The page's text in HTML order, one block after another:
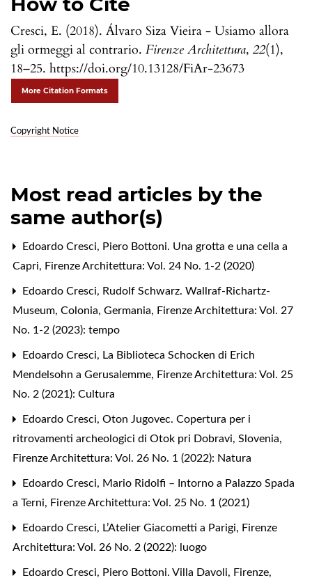
Cresci, E. (2018). Álvaro Siza Vieira - Usiamo allora
gli ormeggi al contrario. Firenze Architettura, 22(1),
18–25. https://doi.org/10.13128/FiAr-23673
More Citation Formats
Copyright Notice
Most read articles by the
same author(s)
Edoardo Cresci, Piero Bottoni. Una grotta e una cella a
Capri, Firenze Architettura: Vol. 24 No. 1-2 (2020)
Edoardo Cresci, Rudolf Schwarz. Wallraf-Richartz-
Museum, Colonia, Germania, Firenze Architettura: Vol. 27
No. 1-2 (2023): tempo
Edoardo Cresci, La Biblioteca Schocken di Erich
Mendelsohn a Gerusalemme, Firenze Architettura: Vol. 25
No. 2 (2021): Cultura
Edoardo Cresci, Oton Jugovec. Copertura per i
ritrovamenti archeologici di Otok pri Dobravi, Slovenia,
Firenze Architettura: Vol. 26 No. 1 (2022): Natura
Edoardo Cresci, Mario Ridolfi – Intorno a Palazzo Spada
a Terni, Firenze Architettura: Vol. 25 No. 1 (2021)
Edoardo Cresci, L’Atelier Giacometti a Parigi, Firenze
Architettura: Vol. 26 No. 2 (2022): luogo
Edoardo Cresci, Piero Bottoni. Villa Davoli, Firenze,